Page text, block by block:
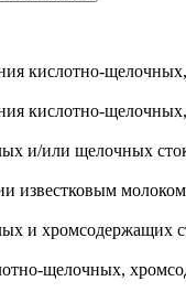
кислотно-
кислотно-
и/или щелочных
известковым
и хромсодержащих
щелочных,